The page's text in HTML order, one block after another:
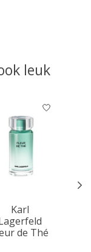
leuk
Karl
de Thé